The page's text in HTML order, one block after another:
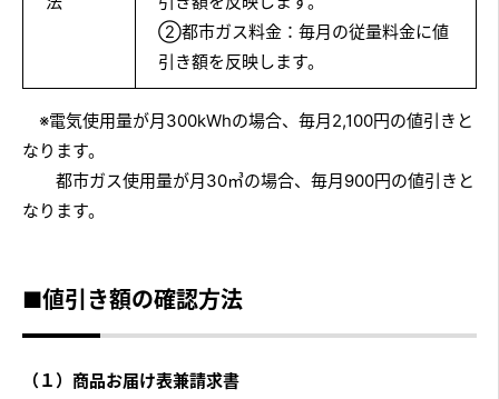
②都市ガス料金：毎月の従量料金に値
引き額を反映します。
※電気使用量が月300kWhの場合、毎月2,100円の値引きと
なります。
都市ガス使用量が月30㎥の場合、毎月900円の値引きと
なります。
■値引き額の確認方法
（１）商品お届け表兼請求書